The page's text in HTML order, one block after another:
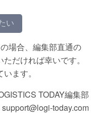
い
場合、編集部直通の
だければ幸いです。
ます。
TODAY編集部
today.com